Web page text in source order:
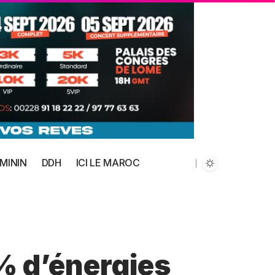
DDH ICI LE MAROC
d’énergies